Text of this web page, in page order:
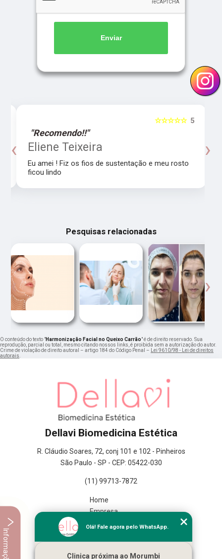
Enviar
5
☆☆☆☆☆
"Recomendo!!"
Eliene Teixeira
Eu amei ! Fiz os fios de sustentação e meu rosto
ficou lindo
‹ ›
Pesquisas relacionadas
‹ ›
O conteúdo do texto "Harmonização Facial no Queixo Carrão" é de direito reservado. Sua
reprodução, parcial ou total, mesmo citando nossos links, é proibida sem a autorização do autor.
Crime de violação de direito autoral – artigo 184 do Código Penal – Lei 9610/98 - Lei de direitos
autorais.
Dellavi Biomedicina Estética
R. Cláudio Soares, 72, conj 101 e 102 - Pinheiros
São Paulo - SP - CEP: 05422-030
(11) 99713-7872
Home
Empresa
Missão
Mapa do site
Olá! Fale agora pelo WhatsApp.
Clinica próxima ao Morumbi
Informações